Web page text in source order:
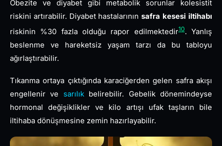
Obezite ve diyabet gibi metabolik sorunlar kolesistit
riskini artırabilir. Diyabet hastalarınınsafra kesesi iltihabı
riskinin %30 fazla olduğu rapor edilmektedir10. Yanlış
beslenme ve hareketsiz yaşam tarzı da bu tabloyu
ağırlaştırabilir.
Tıkanma ortaya çıktığında karaciğerden gelen safra akışı
engellenir ve sarılıkbelirebilir. Gebelik dönemindeyse
hormonal değişiklikler ve kilo artışı ufak taşların bile
iltihaba dönüşmesine zemin hazırlayabilir.